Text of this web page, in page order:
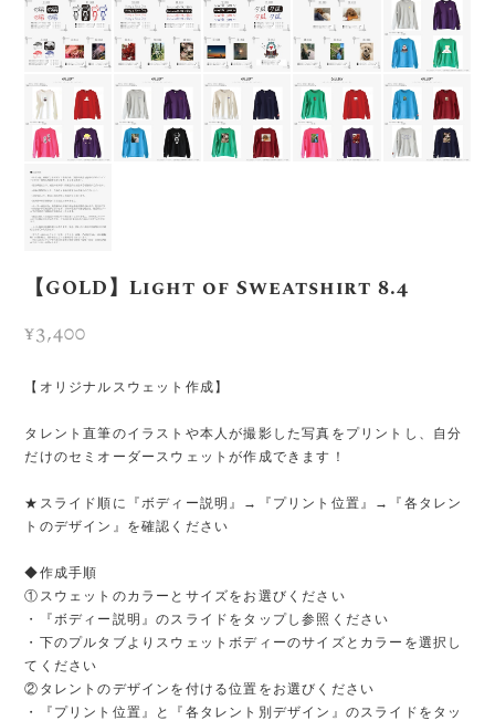
【GOLD】Light of Sweatshirt 8.4
¥3,400
【オリジナルスウェット作成】
タレント直筆のイラストや本人が撮影した写真をプリントし、自分
だけのセミオーダースウェットが作成できます！
★スライド順に『ボディー説明』→『プリント位置』→『各タレン
トのデザイン』を確認ください
◆作成手順
①スウェットのカラーとサイズをお選びください
・『ボディー説明』のスライドをタップし参照ください
・下のプルタブよりスウェットボディーのサイズとカラーを選択し
てください
②タレントのデザインを付ける位置をお選びください
・『プリント位置』と『各タレント別デザイン』のスライドをタッ